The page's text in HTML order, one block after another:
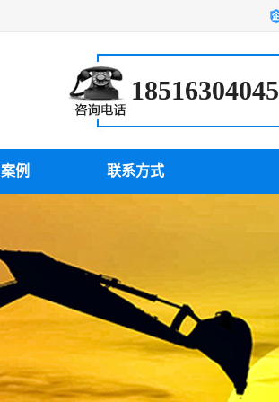
18516304045
例 联系方式